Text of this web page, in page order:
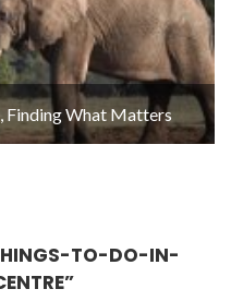
Finding What Matters
TO-DO-IN-
”